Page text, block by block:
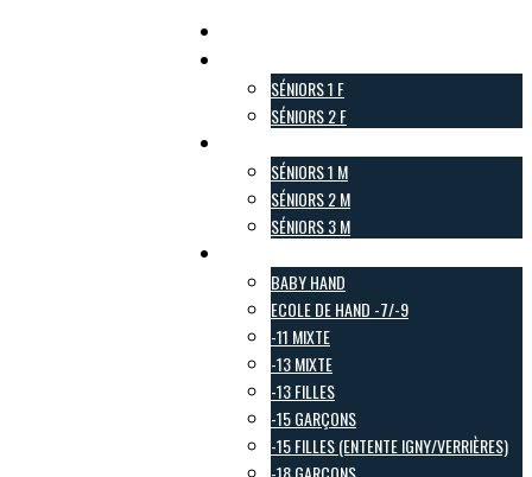
SÉNIORS 1 F
SÉNIORS 2 F
SÉNIORS 1 M
SÉNIORS 2 M
SÉNIORS 3 M
BABY HAND
ECOLE DE HAND -7/-9
-11 MIXTE
-13 MIXTE
-13 FILLES
-15 GARÇONS
-15 FILLES (ENTENTE IGNY/VERRIÈRES)